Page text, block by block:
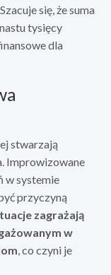
się, że suma
tysięcy
dla
stwarzają
Improwizowane
w systemie
przyczyną
zagrażają
w
, co czyni je